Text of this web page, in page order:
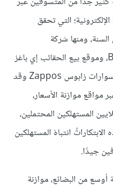
التي تحقق
في السنة، ومنها شركة
المجوهرات الإلكترونية بلو نايل Blue Nile، وموقع بيع الحقائب إي باغز
eBags، ومتاجر التجزئة للأحذية، والاكسسوارات زابوس Zappos وقد
مواقع موازنة الأسعار،
المستهلكين المحتملين،
انتباهَ المستهلكين
جيدًا.
من البضائع، موازنة